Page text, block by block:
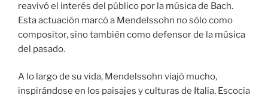
reavivó el interés del público por la música de Bach.
Esta actuación marcó a Mendelssohn no sólo como
compositor, sino también como defensor de la música
del pasado.
A lo largo de su vida, Mendelssohn viajó mucho,
inspirándose en los paisajes y culturas de Italia, Escocia